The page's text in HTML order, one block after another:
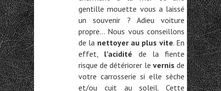
gentille mouette vous a laissé
un souvenir ? Adieu voiture
propre… Nous vous conseillons
de la nettoyer au plus vite. En
effet, l’acidité de la fiente
risque de détériorer le vernis de
votre carrosserie si elle sèche
et/ou cuit au soleil. Cette